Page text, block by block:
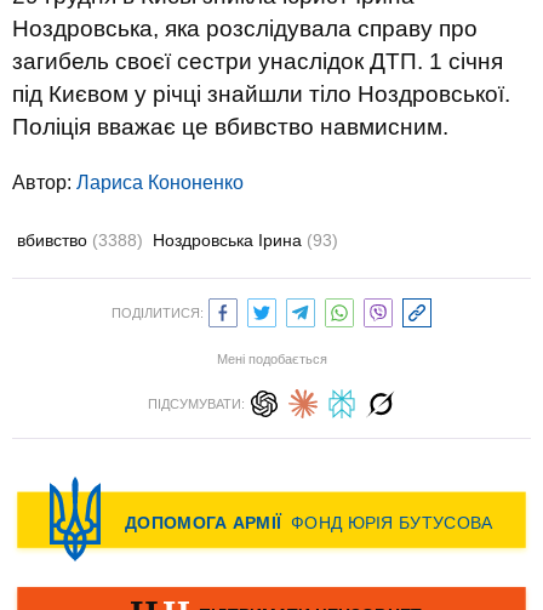
Ноздровська, яка розслідувала справу про
загибель своєї сестри унаслідок ДТП. 1 січня
під Києвом у річці знайшли тіло Ноздровської.
Поліція вважає це вбивство навмисним.
Автор: Лариса Кононенко
вбивство (3388) Ноздровська Ірина (93)
ПОДІЛИТИСЯ:
Мені подобається
ПІДСУМУВАТИ: